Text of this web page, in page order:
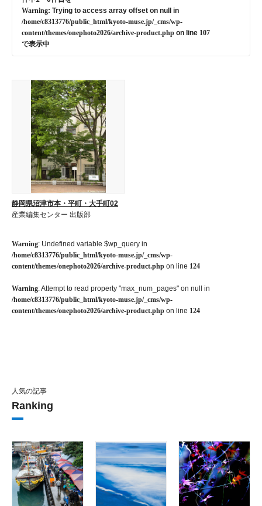
Warning: Trying to access array offset on null in
/home/c8313776/public_html/kyoto-muse.jp/_cms/wp-
content/themes/onephoto2026/archive-product.php on line 107
で表示中
静岡県沼津市本・平町・大手町02
産業編集センター 出版部
Warning: Undefined variable $wp_query in
/home/c8313776/public_html/kyoto-muse.jp/_cms/wp-
content/themes/onephoto2026/archive-product.php on line 124
Warning: Attempt to read property "max_num_pages" on null in
/home/c8313776/public_html/kyoto-muse.jp/_cms/wp-
content/themes/onephoto2026/archive-product.php on line 124
人気の記事
Ranking